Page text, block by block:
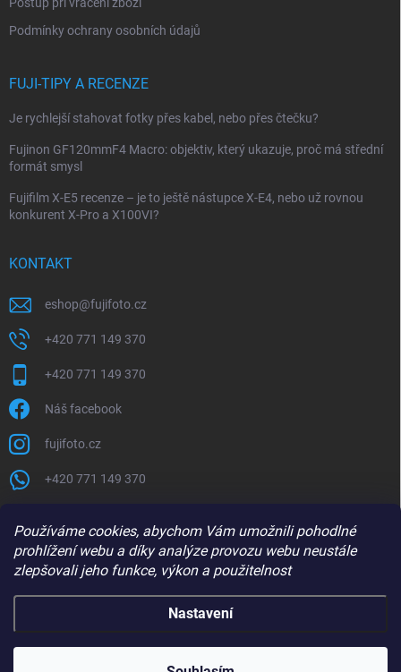
Používáme cookies, abychom Vám umožnili pohodlné
prohlížení webu a díky analýze provozu webu neustále
zlepšovali jeho funkce, výkon a použitelnost
Nastavení
Postup při vrácení zboží
Podmínky ochrany osobních údajů
FUJI-TIPY A RECENZE
Je rychlejší stahovat fotky přes kabel, nebo přes čtečku?
Fujinon GF120mmF4 Macro: objektiv, který ukazuje, proč má střední
formát smysl
Fujifilm X-E5 recenze – je to ještě nástupce X-E4, nebo už rovnou
konkurent X-Pro a X100VI?
KONTAKT
eshop@fujifoto.cz
+420 771 149 370
+420 771 149 370
Náš facebook
fujifoto.cz
+420 771 149 370
PŘIJÍMÁME ONLINE PLATBY
FUJIFOTO.CZ . Všechna práva vyhrazena.